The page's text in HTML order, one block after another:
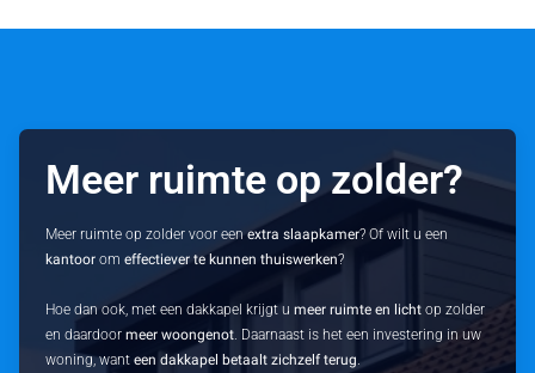
Meer ruimte op zolder?
Meer ruimte op zolder voor eenextra slaapkamer? Of wilt u een
kantoor omeffectiever te kunnen thuiswerken?
Hoe dan ook, met een dakkapel krijgt umeer ruimte en licht op zolder
en daardoormeer woongenot . Daarnaast is het een investering in uw
woning, wanteen dakkapel betaalt zichzelf terug